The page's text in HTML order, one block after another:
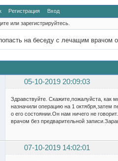
Регистрация Вход
или зарегистрируйтесь.
на беседу с лечащим врачом
05-10-2019 20:09:03
Здравствуйте. Скажите,пожалуйста, как
назначили операцию на 1 октября,затем
о его состоянии.Он нам ничего не
врачом без предварительной
07-10-2019 14:02:01